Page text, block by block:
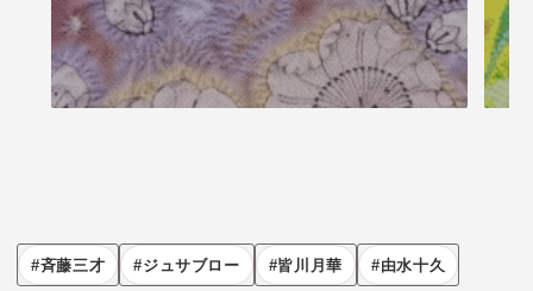
斉藤三才 ジュサブロー 皆川月華 由水十久